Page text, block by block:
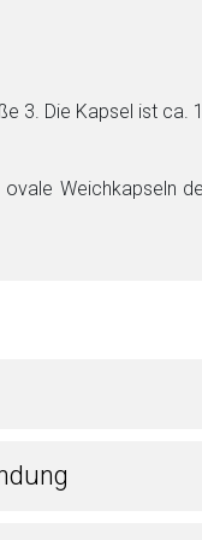
3. Die Kapsel ist ca.
Weichkapseln